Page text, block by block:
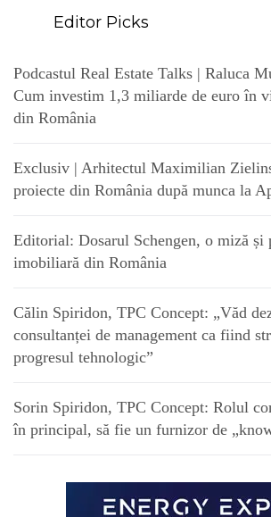
Editor Picks
Podcastul Real Estate Talks | Raluca
Cum investim 1,3 miliarde de euro în
din România
Exclusiv | Arhitectul Maximilian
proiecte din România după munca la
Editorial: Dosarul Schengen, o miză și
imobiliară din România
Călin Spiridon, TPC Concept: „Văd
consultanței de management ca fiind
progresul tehnologic”
Sorin Spiridon, TPC Concept: Rolul
în principal, să fie un furnizor de